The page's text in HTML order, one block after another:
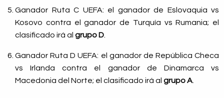
Ganador Ruta C UEFA: el ganador de Eslovaquia vs
Kosovo contra el ganador de Turquía vs Rumania; el
clasificado irá al grupo D
Ganador Ruta D UEFA: el ganador de República Checa
vs Irlanda contra el ganador de Dinamarca vs
Macedonia del Norte; el clasificado irá al grupo A